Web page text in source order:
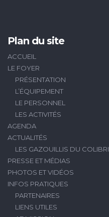
Plan du site
ACCUEIL
LE FOYER
PRÉSENTATION
L’ÉQUIPEMENT
LE PERSONNEL
LES ACTIVITÉS
AGENDA
ACTUALITÉS
LES GAZOUILLIS DU COLIBRI
PRESSE ET MÉDIAS
PHOTOS ET VIDÉOS
INFOS PRATIQUES
PARTENAIRES
LIENS UTILES